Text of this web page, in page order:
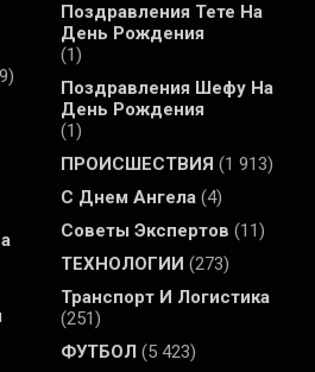
Поздравления Тете На
День Рождения
(1)
Поздравления Шефу На
День Рождения
(1)
ПРОИСШЕСТВИЯ (1 913)
С Днем Ангела (4)
Советы Экспертов (11)
ТЕХНОЛОГИИ (273)
Транспорт И Логистика
(251)
ФУТБОЛ (5 423)